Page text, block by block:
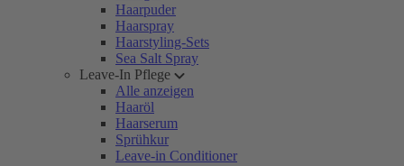
Haarpuder
Haarspray
Haarstyling-Sets
Sea Salt Spray
Leave-In Pflege
Alle anzeigen
Haaröl
Haarserum
Sprühkur
Leave-in Conditioner